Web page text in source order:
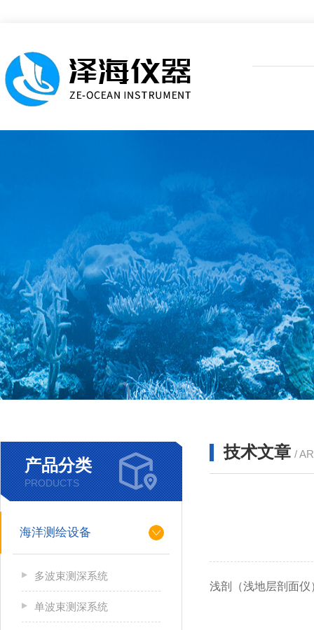
产品分类
PRODUCTS
海洋测绘设备
多波束测深系统
单波束测深系统
技术文章 /
浅剖（浅地层剖面仪